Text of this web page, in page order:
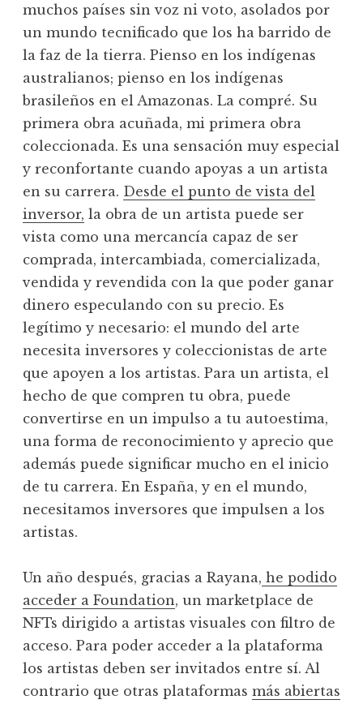
muchos países sin voz ni voto, asolados por
un mundo tecnificado que los ha barrido de
la faz de la tierra. Pienso en los indígenas
australianos; pienso en los indígenas
brasileños en el Amazonas. La compré. Su
primera obra acuñada, mi primera obra
coleccionada. Es una sensación muy especial
y reconfortante cuando apoyas a un artista
en su carrera. Desde el punto de vista del
inversor, la obra de un artista puede ser
vista como una mercancía capaz de ser
comprada, intercambiada, comercializada,
vendida y revendida con la que poder ganar
dinero especulando con su precio. Es
legítimo y necesario: el mundo del arte
necesita inversores y coleccionistas de arte
que apoyen a los artistas. Para un artista, el
hecho de que compren tu obra, puede
convertirse en un impulso a tu autoestima,
una forma de reconocimiento y aprecio que
además puede significar mucho en el inicio
de tu carrera. En España, y en el mundo,
necesitamos inversores que impulsen a los
artistas.
Un año después, gracias a Rayana, he podido
acceder a Foundation, un marketplace de
NFTs dirigido a artistas visuales con filtro de
acceso. Para poder acceder a la plataforma
los artistas deben ser invitados entre sí. Al
contrario que otras plataformas más abiertas